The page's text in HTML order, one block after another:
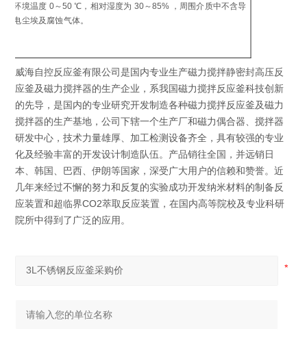
环境温度 0～50 ℃，相对湿度为 30～85% ，周围介质中不含导
电尘埃及腐蚀气体。
威海自控反应釜有限公司是国内专业生产磁力搅拌静密封高压反
应釜及磁力搅拌器的生产企业，系我国磁力搅拌反应釜科技创新
的先导，是国内的专业研究开发制造各种磁力搅拌反应釜及磁力
搅拌器的生产基地，公司下辖一个生产厂和磁力偶合器、搅拌器
研发中心，技术力量雄厚、加工检测设备齐全，具有较强的专业
化及经验丰富的开发设计制造队伍。产品销往全国，并远销日
本、韩国、巴西、伊朗等国家，深受广大用户的信赖和赞誉。近
几年来经过不懈的努力和反复的实验成功开发纳米材料的制备反
应装置和超临界CO2萃取反应装置，在国内高等院校及专业科研
院所中得到了广泛的应用。